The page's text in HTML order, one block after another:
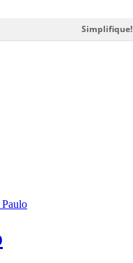
Simplifique!